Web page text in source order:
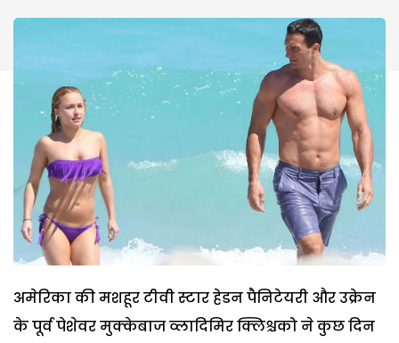
अमेरिका की मशहूर टीवी स्टार हेडन पैनिटेयरी और उक्रेन
के पूर्व पेशेवर मुक्केबाज व्लादिमिर क्लिश्चको ने कुछ दिन